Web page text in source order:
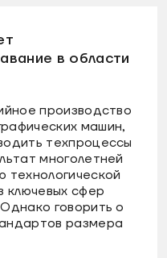
в области
производство
машин,
техпроцессы
многолетней
ключевых сфер
говорить о
размера